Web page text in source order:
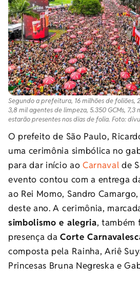
Segundo a prefeitura, 16 milhões de foliões,
3,8 mil agentes de limpeza, 5.350 GCMs, 7,3
estarão presentes nos dias de folia. Foto:
O prefeito de São Paulo,
uma cerimônia simbólica no
para dar início ao Carnaval de
evento contou com a entrega
ao Rei Momo, Sandro
deste ano. A cerimônia,
simbolismo e alegria, também
presença daCorte
composta pela Rainha, Ariê
Princesas Bruna Negreska e